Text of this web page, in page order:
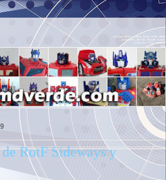
RotF Sideways y